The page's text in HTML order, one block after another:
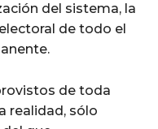
del sistema, la
de todo el
de toda
realidad, sólo